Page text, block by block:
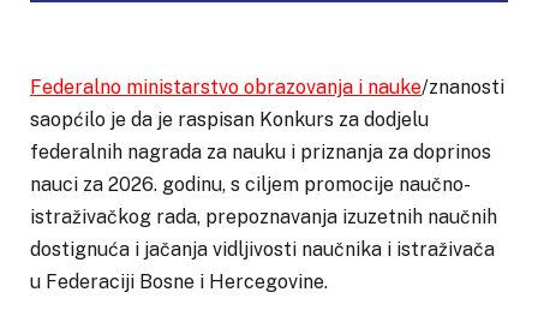
Federalno ministarstvo obrazovanja i nauke/znanosti
saopćilo je da je raspisan Konkurs za dodjelu
federalnih nagrada za nauku i priznanja za doprinos
nauci za 2026. godinu, s ciljem promocije naučno-
istraživačkog rada, prepoznavanja izuzetnih naučnih
dostignuća i jačanja vidljivosti naučnika i istraživača
u Federaciji Bosne i Hercegovine.